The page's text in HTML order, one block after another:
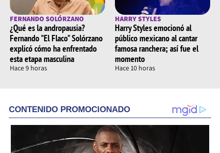
FERNANDO SOLÓRZANO
¿Qué es la andropausia?
Fernando "El Flaco" Solórzano
explicó cómo ha enfrentado
esta etapa masculina
Hace 9 horas
HARRY STYLES
Harry Styles emocionó al
público mexicano al cantar
famosa ranchera; así fue el
momento
Hace 10 horas